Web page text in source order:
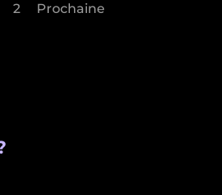
2 Prochaine